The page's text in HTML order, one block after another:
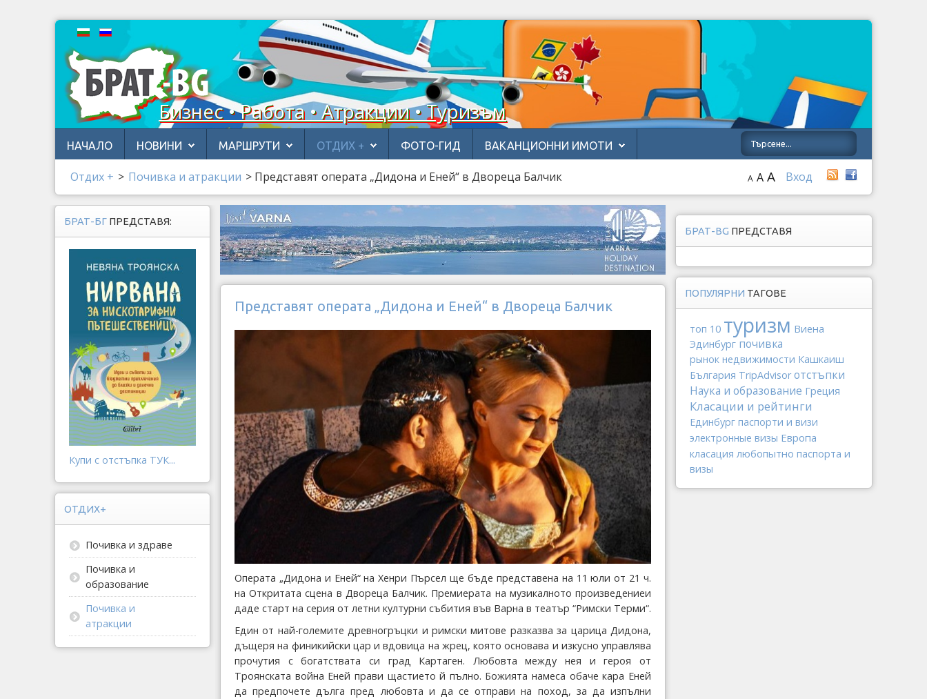
Бизнес • Работа • Атракции • Туризъм
НАЧАЛО НОВИНИ МАРШРУТИ ОТДИХ + ФОТО-ГИД ВАКАНЦИОННИ ИМОТИ
Отдих + > Почивка и атракции > Представят операта „Дидона и Еней“ в Двореца Балчик Вход
A A A
Представят операта „Дидона и Еней“ в Двореца Балчик
Операта „Дидона и Еней“ на Хенри Пърсел ще бъде представена на 11 юли от 21 ч.
на Откритата сцена в Двореца Балчик. Премиерата на музикалното произведениеи
даде старт на серия от летни културни събития във Варна в театър “Римски Терми“.
Един от най-големите древногръцки и римски митове разказва за царица Дидона,
дъщеря на финикийски цар и вдовица на жрец, която основава и изкусно управлява
прочутия с богатствата си град Картаген. Любовта между нея и героя от
Троянската война Еней прави щастието й пълно. Божията намеса обаче кара Еней
да предпочете дълга пред любовта и да се отправи на поход, за да изпълни
БРАТ-БГ ПРЕДСТАВЯ:
Купи с отстъпка ТУК...
ОТДИХ+
Почивка и здраве
Почивка и
образование
Почивка и
атракции
БРАТ-BG ПРЕДСТАВЯ
ПОПУЛЯРНИ ТАГОВЕ
топ 10 туризм Виена
Эдинбург почивка
рынок недвижимости Кашкаиш
България TripAdvisor отстъпки
Наука и образование Греция
Класации и рейтинги
Единбург паспорти и визи
электронные визы Европа
класация любопытно паспорта и
визы